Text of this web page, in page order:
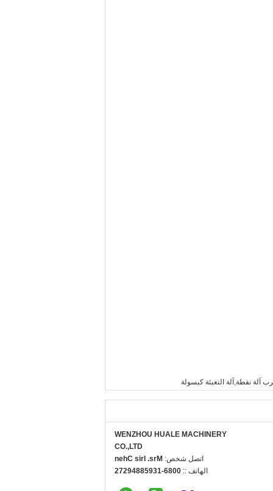
آلة نفطة,آلة التعبئة كبسولة
WENZHOU HUALE MACHINERY
CO.,LTD
اتصل شخص: Mrs. Iris Chen
الهاتف :: 0086-13958849272